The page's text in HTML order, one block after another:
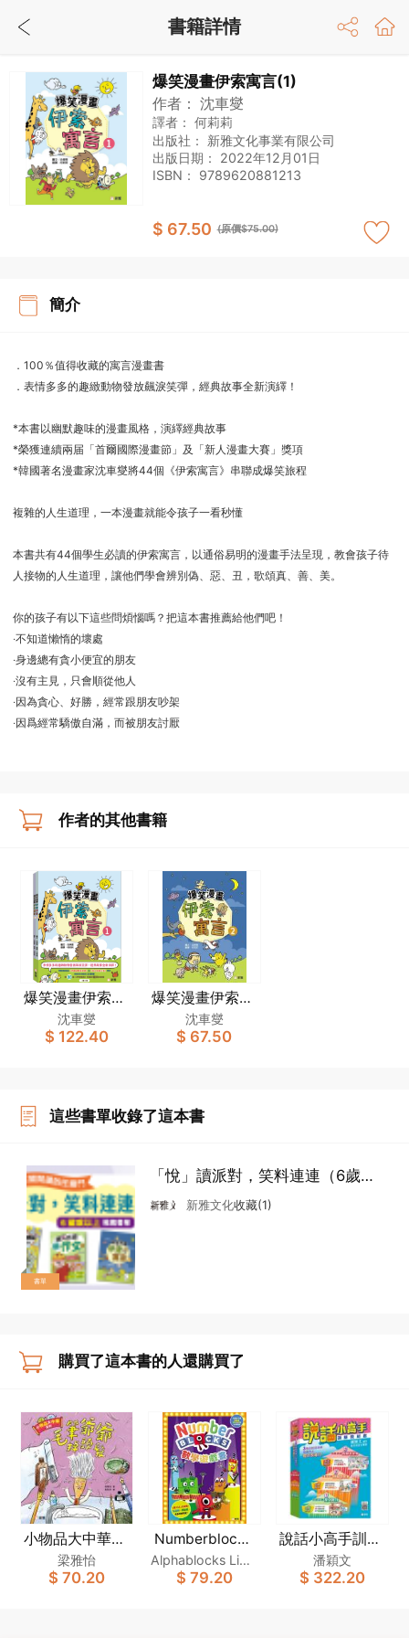
爆笑漫畫伊索寓言(1)
作者： 沈車燮
譯者： 何莉莉
出版社： 新雅文化事業有限公司
出版日期： 2022年12月01日
ISBN： 9789620881213
$ 67.50 (原價$75.00)
簡介
．100％值得收藏的寓言漫畫書
．表情多多的趣緻動物發放飆淚笑彈，經典故事全新演繹！
*本書以幽默趣味的漫畫風格，演繹經典故事
*榮獲連續兩届「首爾國際漫畫節」及「新人漫畫大賽」獎項
*韓國著名漫畫家沈車燮將44個《伊索寓言》串聯成爆笑旅程
複雜的人生道理，一本漫畫就能令孩子一看秒懂
本書共有44個學生必讀的伊索寓言，以通俗易明的漫畫手法呈現，教會孩子待
人接物的人生道理，讓他們學會辨別偽、惡、丑，歌頌真、善、美。
你的孩子有以下這些問煩惱嗎？把這本書推薦給他們吧！
‧不知道懶惰的壞處
‧身邊總有貪小便宜的朋友
‧沒有主見，只會順從他人
‧因為貪心、好勝，經常跟朋友吵架
‧因爲經常驕傲自滿，而被朋友討厭
作者的其他書籍
爆笑漫畫伊索寓
言(一套2冊)
沈車燮
$ 122.40
爆笑漫畫伊索寓
言(2)
沈車燮
$ 67.50
這些書單收錄了這本書
書單
「悅」讀派對，笑料連連（6歲或
以上）新雅文化收藏(1)
購買了這本書的人還購買了
小物品大中華系
列：毛筆爺爺掉
頭髮
梁雅怡
$ 70.20
Numberblocks
數學遊戲書
Alphablocks Limit
ed
$ 79.20
說話小高手訓練
教材套
潘穎文
$ 322.20
書籍詳情